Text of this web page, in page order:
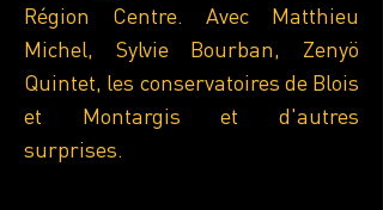
Région Centre. Avec Matthieu
Michel, Sylvie Bourban, Zenyö
Quintet, les conservatoires de Blois
et Montargis et d'autres
surprises.